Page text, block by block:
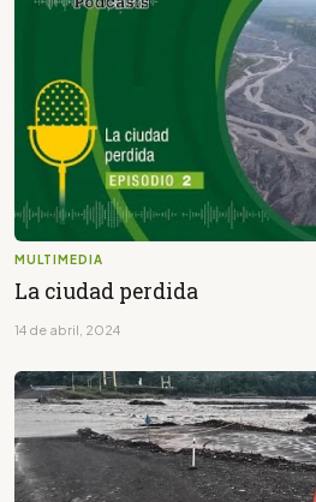
MULTIMEDIA
La ciudad perdida
14 de abril, 2024